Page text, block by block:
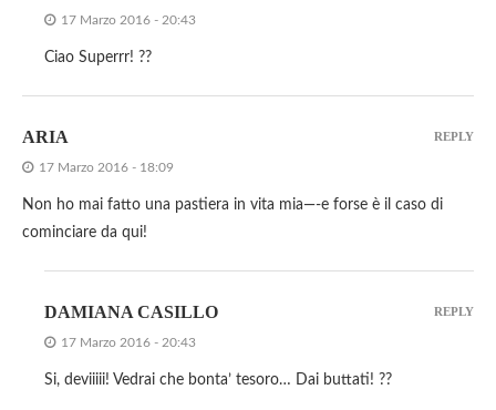
17 Marzo 2016 - 20:43
Ciao Superrr! ??
ARIA
17 Marzo 2016 - 18:09
Non ho mai fatto una pastiera in vita mia—-e forse è il caso di
cominciare da qui!
REPLY
DAMIANA CASILLO
17 Marzo 2016 - 20:43
Si, deviiiii! Vedrai che bonta’ tesoro… Dai buttati! ??
REPLY